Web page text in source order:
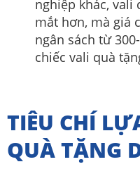
nghiệp khác, vali
mắt hơn, mà giá
ngân sách từ
chiếc vali quà
TIÊU CHÍ
QUÀ TẶNG